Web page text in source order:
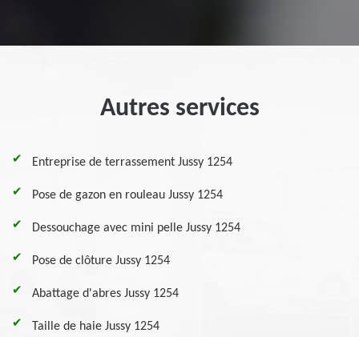
Autres services
Entreprise de terrassement Jussy 1254
Pose de gazon en rouleau Jussy 1254
Dessouchage avec mini pelle Jussy 1254
Pose de clôture Jussy 1254
Abattage d'abres Jussy 1254
Taille de haie Jussy 1254